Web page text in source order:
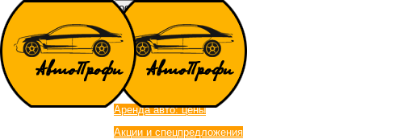
toggle menu
Аренда автомобилей
в Воронеже
Аренда авто: цены
Акции и спецпредложения